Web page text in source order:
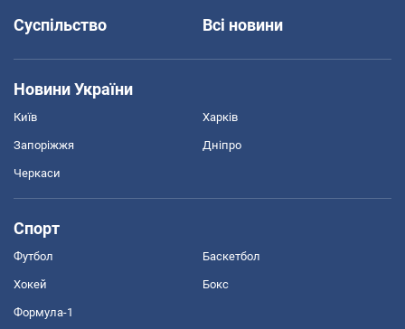
Суспільство
Всі новини
Новини України
Київ Харків
Запоріжжя Дніпро
Черкаси
Спорт
Футбол Баскетбол
Хокей Бокс
Формула-1